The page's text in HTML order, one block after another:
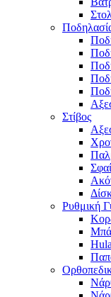
Στίβος
Ρυθμική